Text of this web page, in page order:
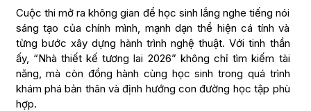
Cuộc thi mở ra không gian để học sinh lắng nghe tiếng nói
sáng tạo của chính mình, mạnh dạn thể hiện cá tính và
từng bước xây dựng hành trình nghệ thuật. Với tinh thần
ấy, “Nhà thiết kế tương lai 2026” không chỉ tìm kiếm tài
năng, mà còn đồng hành cùng học sinh trong quá trình
khám phá bản thân và định hướng con đường học tập phù
hợp.